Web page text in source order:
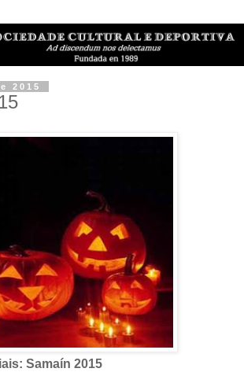
2015
Samaín 2015